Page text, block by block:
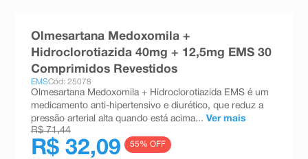
Olmesartana Medoxomila +
Hidroclorotiazida 40mg + 12,5mg EMS 30
Comprimidos Revestidos
EMSCód: 25078
Olmesartana Medoxomila + Hidroclorotiazida EMS é um
medicamento anti-hipertensivo e diurético, que reduz a
pressão arterial alta quando está acima... Ver mais
R$ 71,44
R$ 32,09 55% OFF
absorvente
ºshampoo